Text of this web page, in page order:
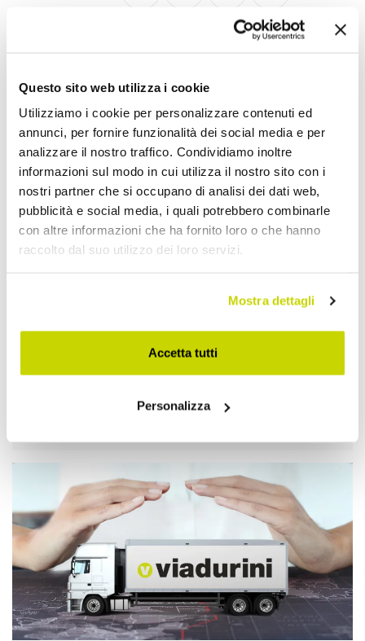
Questo sito web utilizza i cookie
Utilizziamo i cookie per personalizzare contenuti ed
annunci, per fornire funzionalità dei social media e per
analizzare il nostro traffico. Condividiamo inoltre
informazioni sul modo in cui utilizza il nostro sito con i
nostri partner che si occupano di analisi dei dati web,
pubblicità e social media, i quali potrebbero combinarle
con altre informazioni che ha fornito loro o che hanno
raccolto dal suo utilizzo dei loro servizi.
Mostra dettagli
Accetta tutti
Personalizza
Approfittane subito!